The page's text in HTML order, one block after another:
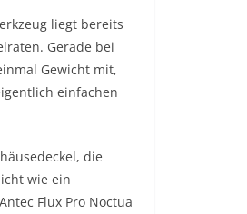
liegt bereits
Gerade bei
Gewicht mit,
einfachen
die
wie ein
Flux Pro Noctua